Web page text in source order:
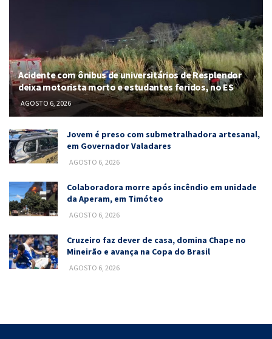
Acidente com ônibus de universitários de Resplendor
deixa motorista morto e estudantes feridos, no ES
AGOSTO 6, 2026
Jovem é preso com submetralhadora artesanal,
em Governador Valadares
AGOSTO 6, 2026
Colaboradora morre após incêndio em unidade
da Aperam, em Timóteo
AGOSTO 6, 2026
Cruzeiro faz dever de casa, domina Chape no
Mineirão e avança na Copa do Brasil
AGOSTO 6, 2026